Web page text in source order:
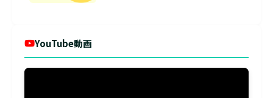
YouTube動画